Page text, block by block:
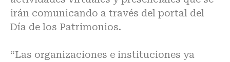
irán comunicando a través del portal del
Día de los Patrimonios.
“Las organizaciones e instituciones ya